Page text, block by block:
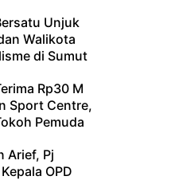
Unjuk
Walikota
di Sumut
Rp30 M
Sport Centre,
Pemuda
Arief, Pj
OPD